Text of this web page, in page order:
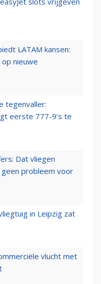
LATAM kansen:
nieuwe
tegenvaller:
eerste 777-9’s te
Dat vliegen
probleem voor
in Leipzig zat
vlucht met